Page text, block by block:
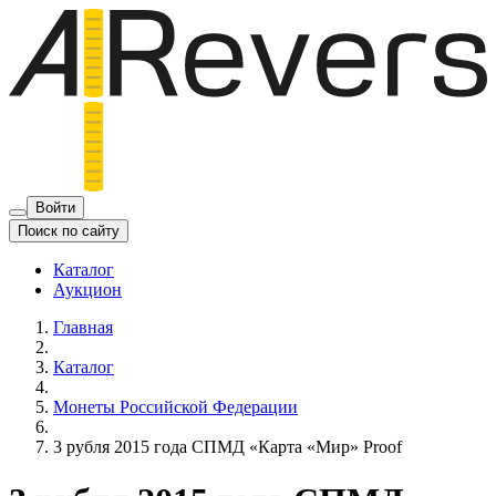
Войти
Поиск по сайту
Каталог
Аукцион
Главная
Каталог
Монеты Российской Федерации
3 рубля 2015 года СПМД «Карта «Мир» Proof